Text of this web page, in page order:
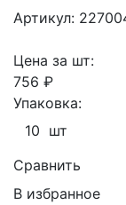
Артикул:
Цена за шт:
756 ₽
Упаковка:
10 шт
Сравнить
В избранное